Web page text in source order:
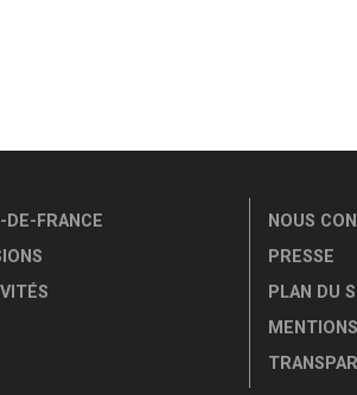
DE-FRANCE
NOUS
PRESSE
PLAN DU